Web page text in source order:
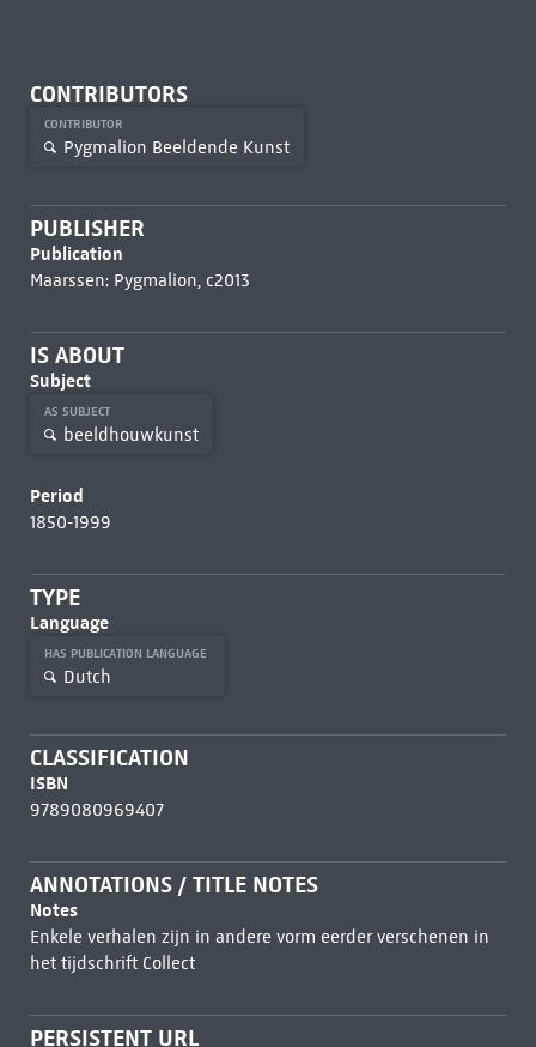
CONTRIBUTORS
CONTRIBUTOR
Pygmalion Beeldende Kunst
PUBLISHER
Publication
Maarssen: Pygmalion, c2013
IS ABOUT
Subject
AS SUBJECT
beeldhouwkunst
Period
1850-1999
TYPE
Language
HAS PUBLICATION LANGUAGE
Dutch
CLASSIFICATION
ISBN
9789080969407
ANNOTATIONS / TITLE NOTES
Notes
Enkele verhalen zijn in andere vorm eerder verschenen in
het tijdschrift Collect
PERSISTENT URL